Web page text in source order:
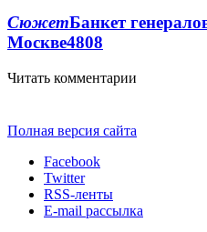
СюжетБанкет
Москве4808
Читать комментарии
Полная версия сайта
Facebook
Twitter
RSS-ленты
E-mail рассылка